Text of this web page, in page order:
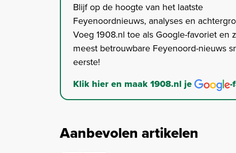
Blijf op de hoogte van het laatste
Feyenoordnieuws, analyses en
Voeg 1908.nl toe als Google-favoriet en
meest betrouwbare Feyenoord-nieuws
eerste!
Klik hier en maak 1908.nl je
-
Aanbevolen artikelen